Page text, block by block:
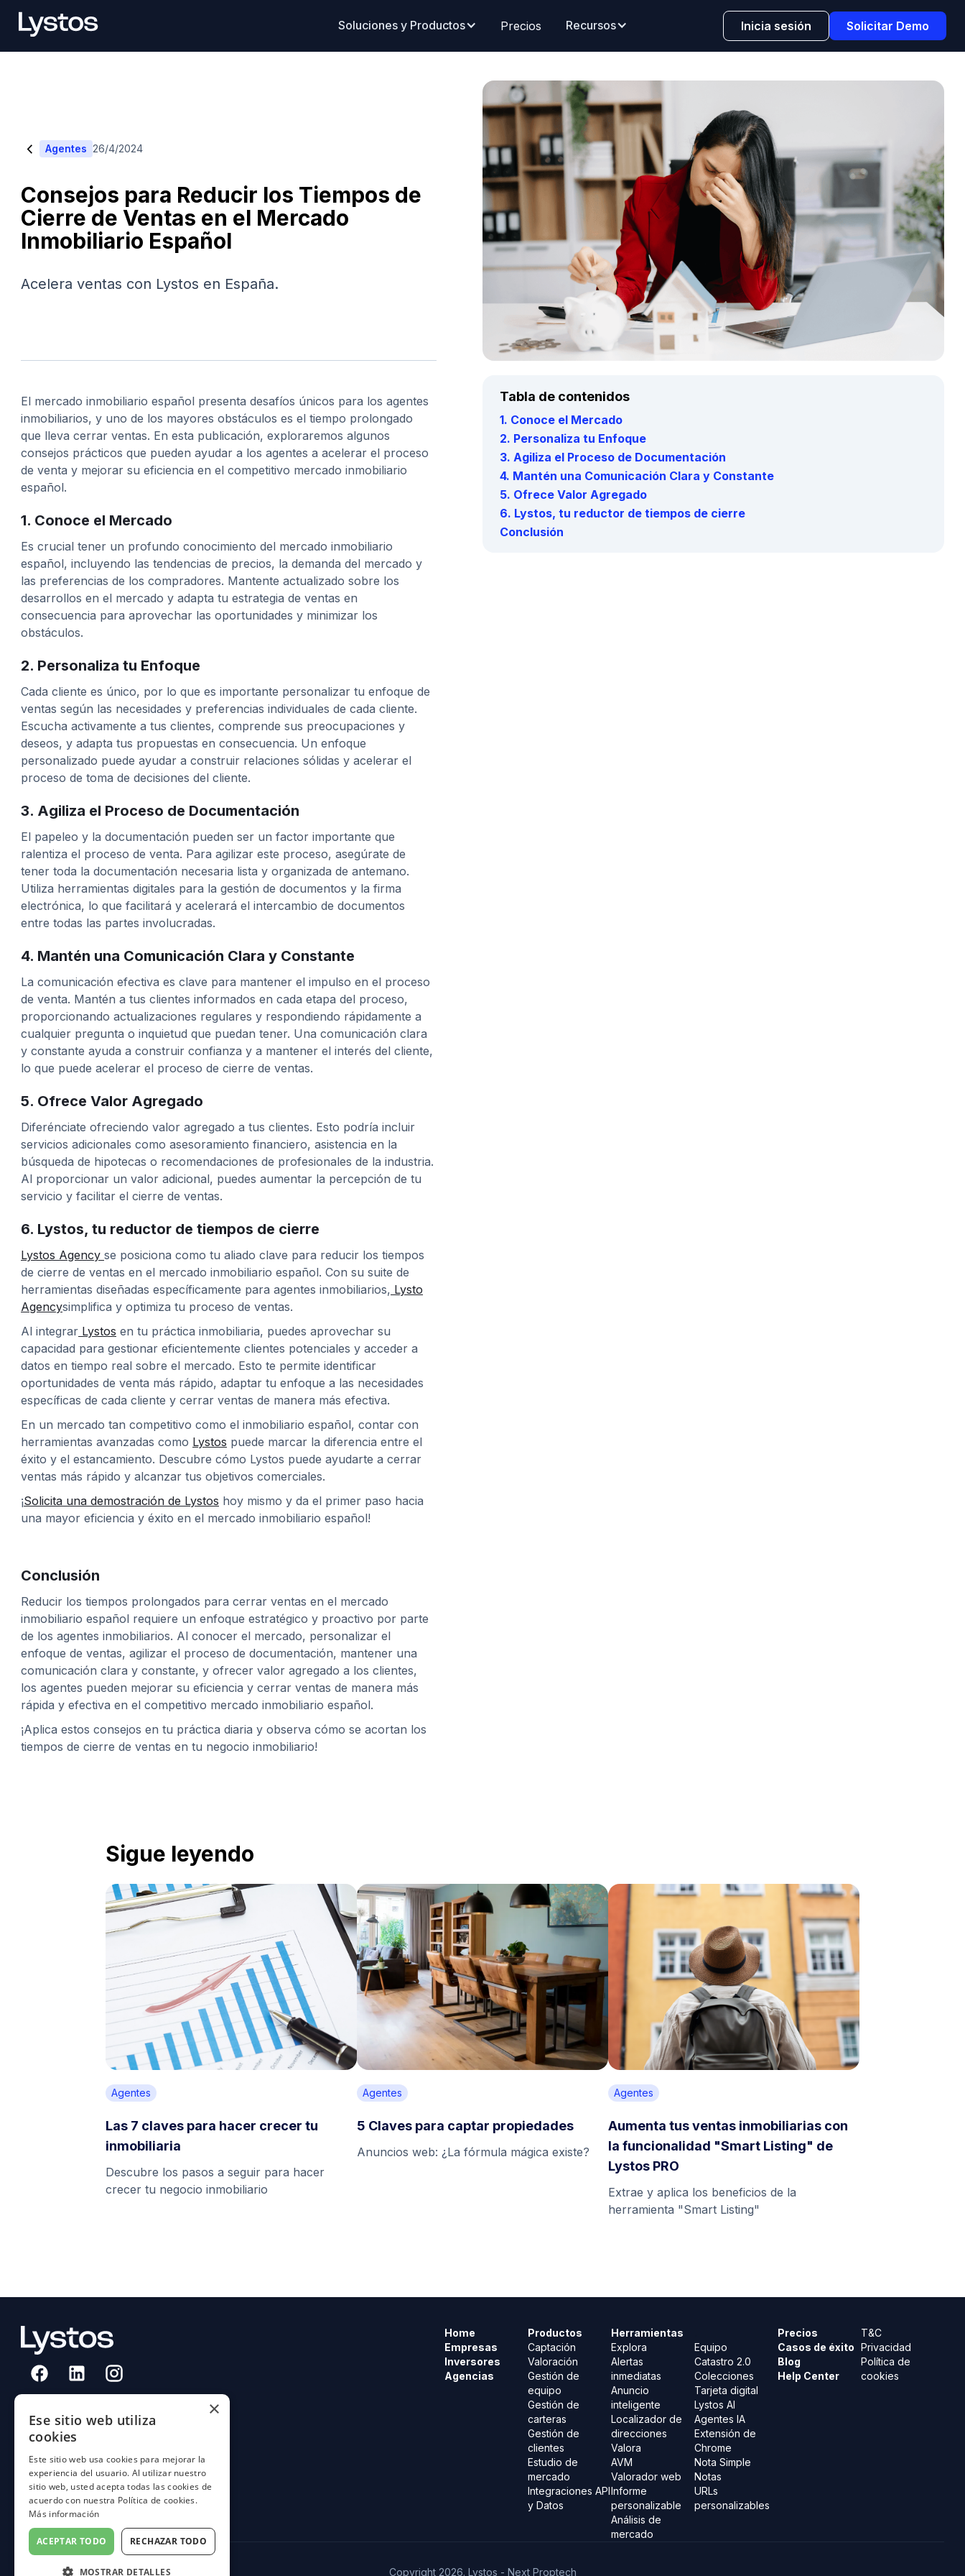
Soluciones y Productos Precios Recursos Inicia sesión Solicitar Demo
< Agentes 26/4/2024
Consejos para Reducir los Tiempos de
Cierre de Ventas en el Mercado
Inmobiliario Español
Acelera ventas con Lystos en España.
El mercado inmobiliario español presenta desafíos únicos para los agentes
inmobiliarios, y uno de los mayores obstáculos es el tiempo prolongado
que lleva cerrar ventas. En esta publicación, exploraremos algunos
consejos prácticos que pueden ayudar a los agentes a acelerar el proceso
de venta y mejorar su eficiencia en el competitivo mercado inmobiliario
español.
1. Conoce el Mercado
Es crucial tener un profundo conocimiento del mercado inmobiliario
español, incluyendo las tendencias de precios, la demanda del mercado y
las preferencias de los compradores. Mantente actualizado sobre los
desarrollos en el mercado y adapta tu estrategia de ventas en
consecuencia para aprovechar las oportunidades y minimizar los
obstáculos.
2. Personaliza tu Enfoque
Cada cliente es único, por lo que es importante personalizar tu enfoque de
ventas según las necesidades y preferencias individuales de cada cliente.
Escucha activamente a tus clientes, comprende sus preocupaciones y
deseos, y adapta tus propuestas en consecuencia. Un enfoque
personalizado puede ayudar a construir relaciones sólidas y acelerar el
proceso de toma de decisiones del cliente.
3. Agiliza el Proceso de Documentación
El papeleo y la documentación pueden ser un factor importante que
ralentiza el proceso de venta. Para agilizar este proceso, asegúrate de
tener toda la documentación necesaria lista y organizada de antemano.
Utiliza herramientas digitales para la gestión de documentos y la firma
electrónica, lo que facilitará y acelerará el intercambio de documentos
entre todas las partes involucradas.
4. Mantén una Comunicación Clara y Constante
La comunicación efectiva es clave para mantener el impulso en el proceso
de venta. Mantén a tus clientes informados en cada etapa del proceso,
proporcionando actualizaciones regulares y respondiendo rápidamente a
cualquier pregunta o inquietud que puedan tener. Una comunicación clara
y constante ayuda a construir confianza y a mantener el interés del cliente,
lo que puede acelerar el proceso de cierre de ventas.
5. Ofrece Valor Agregado
Diferénciate ofreciendo valor agregado a tus clientes. Esto podría incluir
servicios adicionales como asesoramiento financiero, asistencia en la
búsqueda de hipotecas o recomendaciones de profesionales de la industria.
Al proporcionar un valor adicional, puedes aumentar la percepción de tu
servicio y facilitar el cierre de ventas.
6. Lystos, tu reductor de tiempos de cierre
‍Lystos Agency se posiciona como tu aliado clave para reducir los tiempos
de cierre de ventas en el mercado inmobiliario español. Con su suite de
herramientas diseñadas específicamente para agentes inmobiliarios, Lysto
Agencysimplifica y optimiza tu proceso de ventas.
Al integrar Lystos en tu práctica inmobiliaria, puedes aprovechar su
capacidad para gestionar eficientemente clientes potenciales y acceder a
datos en tiempo real sobre el mercado. Esto te permite identificar
oportunidades de venta más rápido, adaptar tu enfoque a las necesidades
específicas de cada cliente y cerrar ventas de manera más efectiva.
En un mercado tan competitivo como el inmobiliario español, contar con
herramientas avanzadas como Lystos puede marcar la diferencia entre el
éxito y el estancamiento. Descubre cómo Lystos puede ayudarte a cerrar
ventas más rápido y alcanzar tus objetivos comerciales.
¡Solicita una demostración de Lystos hoy mismo y da el primer paso hacia
una mayor eficiencia y éxito en el mercado inmobiliario español!
Conclusión
Reducir los tiempos prolongados para cerrar ventas en el mercado
inmobiliario español requiere un enfoque estratégico y proactivo por parte
de los agentes inmobiliarios. Al conocer el mercado, personalizar el
enfoque de ventas, agilizar el proceso de documentación, mantener una
comunicación clara y constante, y ofrecer valor agregado a los clientes,
los agentes pueden mejorar su eficiencia y cerrar ventas de manera más
rápida y efectiva en el competitivo mercado inmobiliario español.
¡Aplica estos consejos en tu práctica diaria y observa cómo se acortan los
tiempos de cierre de ventas en tu negocio inmobiliario!
Tabla de contenidos
1. Conoce el Mercado
2. Personaliza tu Enfoque
3. Agiliza el Proceso de Documentación
4. Mantén una Comunicación Clara y Constante
5. Ofrece Valor Agregado
6. Lystos, tu reductor de tiempos de cierre
Conclusión
Sigue leyendo
Agentes
Las 7 claves para hacer crecer tu
inmobiliaria
Descubre los pasos a seguir para hacer
crecer tu negocio inmobiliario
Agentes
5 Claves para captar propiedades
Anuncios web: ¿La fórmula mágica existe?
Agentes
Aumenta tus ventas inmobiliarias con
la funcionalidad "Smart Listing" de
Lystos PRO
Extrae y aplica los beneficios de la
herramienta "Smart Listing"
Home
Empresas
Inversores
Agencias
Productos
Captación
Valoración
Gestión de
equipo
Gestión de
carteras
Gestión de
clientes
Estudio de
mercado
Integraciones API
y Datos
Herramientas
Explora
Alertas
inmediatas
Anuncio
inteligente
Localizador de
direcciones
Valora
AVM
Valorador web
Informe
personalizable
Análisis de
mercado
Equipo
Catastro 2.0
Colecciones
Tarjeta digital
Lystos AI
Agentes IA
Extensión de
Chrome
Nota Simple
Notas
URLs
personalizables
Precios
Casos de éxito
Blog
Help Center
T&C
Privacidad
Política de
cookies
Copyright 2026. Lystos - Next Proptech
×
Ese sitio web utiliza
cookies
Este sitio web usa cookies para mejorar la
experiencia del usuario. Al utilizar nuestro
sitio web, usted acepta todas las cookies de
acuerdo con nuestra Política de cookies.
Más información
ACEPTAR TODO RECHAZAR TODO
MOSTRAR DETALLES